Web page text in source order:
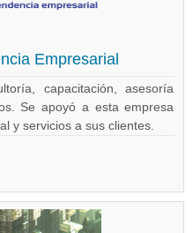
Empresarial
capacitación, asesoría
Se apoyó a esta empresa
y servicios a sus clientes.